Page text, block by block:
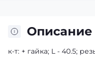
Описание
к-т: + гайка; L - 40.5;